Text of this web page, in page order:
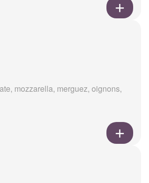
mozzarella, merguez, oignons,